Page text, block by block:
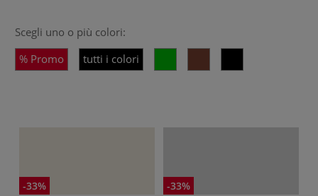
Scegli uno o più colori:
Promo
tutti i colori
-33% -33%